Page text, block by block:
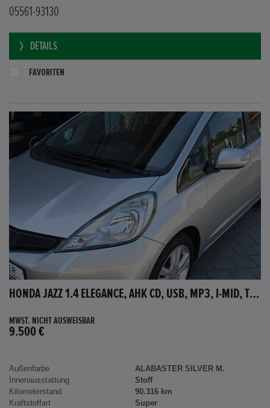
05561-93130
DETAILS
FAVORITEN
HONDA JAZZ 1.4 ELEGANCE, AHK CD, USB, MP3, I-MID, TEMPOMAT, AUX-IN
MWST. NICHT AUSWEISBAR
9.500 €
Außenfarbe
ALABASTER SILVER M.
Innenausstattung
Stoff
Kilometerstand
90.316 km
Kraftstoffart
Super